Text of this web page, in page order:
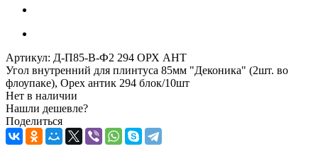
Артикул: Д-П85-В-Ф2 294 ОРХ АНТ
Угол внутренний для плинтуса 85мм "Деконика" (2шт. во
флоупаке), Орех антик 294 блок/10шт
Нет в наличии
Нашли дешевле?
Поделиться